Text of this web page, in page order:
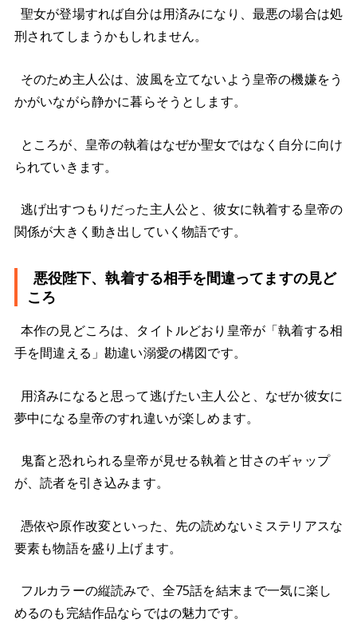
聖女が登場すれば自分は用済みになり、最悪の場合は処
刑されてしまうかもしれません。
そのため主人公は、波風を立てないよう皇帝の機嫌をう
かがいながら静かに暮らそうとします。
ところが、皇帝の執着はなぜか聖女ではなく自分に向け
られていきます。
逃げ出すつもりだった主人公と、彼女に執着する皇帝の
関係が大きく動き出していく物語です。
悪役陛下、執着する相手を間違ってますの見ど
ころ
本作の見どころは、タイトルどおり皇帝が「執着する相
手を間違える」勘違い溺愛の構図です。
用済みになると思って逃げたい主人公と、なぜか彼女に
夢中になる皇帝のすれ違いが楽しめます。
鬼畜と恐れられる皇帝が見せる執着と甘さのギャップ
が、読者を引き込みます。
憑依や原作改変といった、先の読めないミステリアスな
要素も物語を盛り上げます。
フルカラーの縦読みで、全75話を結末まで一気に楽し
めるのも完結作品ならではの魅力です。